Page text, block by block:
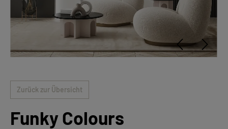
Zurück zur Übersicht
Funky Colours